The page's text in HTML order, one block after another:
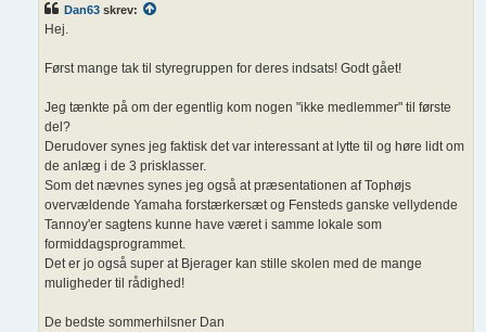
Dan63 skrev:
Hej.
Først mange tak til styregruppen for deres indsats! Godt gået!
Jeg tænkte på om der egentlig kom nogen "ikke medlemmer" til første
del?
Derudover synes jeg faktisk det var interessant at lytte til og høre lidt om
de anlæg i de 3 prisklasser.
Som det nævnes synes jeg også at præsentationen af Tophøjs
overvældende Yamaha forstærkersæt og Fensteds ganske vellydende
Tannoy'er sagtens kunne have været i samme lokale som
formiddagsprogrammet.
Det er jo også super at Bjerager kan stille skolen med de mange
muligheder til rådighed!
De bedste sommerhilsner Dan